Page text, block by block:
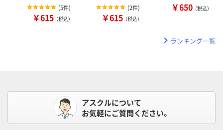
(5件)
￥615 （税込）
(2件)
￥615 （税込）
￥650 （税込）
ランキング一覧
アスクルについて
お気軽にご質問ください。